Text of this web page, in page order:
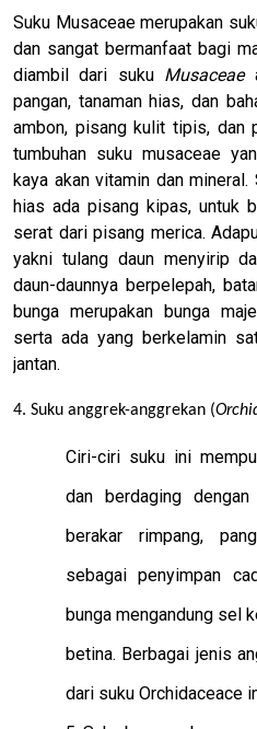
Suku Musaceae merupakan
dan sangat bermanfaat bagi
diambil dari suku Musaceae
pangan, tanaman hias, dan
ambon, pisang kulit tipis, dan
tumbuhan suku musaceae
kaya akan vitamin dan
hias ada pisang kipas, untuk
serat dari pisang merica.
yakni tulang daun menyirip
daun-daunnya berpelepah,
bunga merupakan bunga
serta ada yang berkelamin
jantan.
4. Suku anggrek-anggrekan (
Ciri-ciri suku ini
dan berdaging
berakar rimpang,
sebagai penyimpan
bunga mengandung sel
betina. Berbagai jenis
dari suku Orchidaceace